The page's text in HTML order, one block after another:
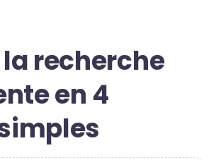
recherche
en 4